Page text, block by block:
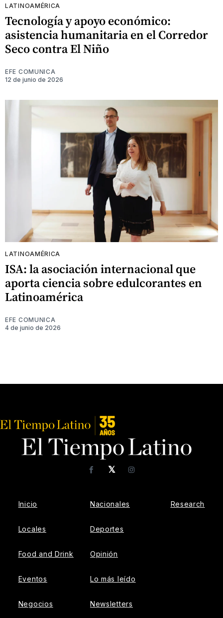
LATINOAMÉRICA
Tecnología y apoyo económico:
asistencia humanitaria en el Corredor
Seco contra El Niño
EFE COMUNICA
12 de junio de 2026
LATINOAMÉRICA
ISA: la asociación internacional que
aporta ciencia sobre edulcorantes en
Latinoamérica
EFE COMUNICA
4 de junio de 2026
𝕏
FacebookInstagram
Inicio
Locales
Food and Drink
Eventos
Negocios
Nacionales
Deportes
Opinión
Lo más leído
Newsletters
Research